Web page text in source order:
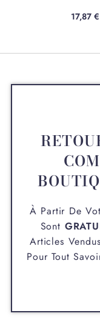
17,87 €
À Partir De
Sont
Articles
Pour Tout